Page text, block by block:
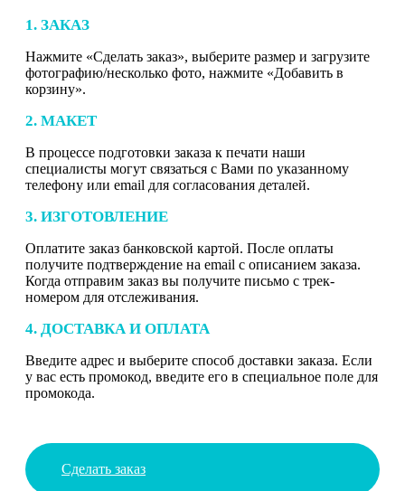
1. ЗАКАЗ
Нажмите «Сделать заказ», выберите размер и загрузите
фотографию/несколько фото, нажмите «Добавить в
корзину».
2. МАКЕТ
В процессе подготовки заказа к печати наши
специалисты могут связаться с Вами по указанному
телефону или email для согласования деталей.
3. ИЗГОТОВЛЕНИЕ
Оплатите заказ банковской картой. После оплаты
получите подтверждение на email с описанием заказа.
Когда отправим заказ вы получите письмо с трек-
номером для отслеживания.
4. ДОСТАВКА И ОПЛАТА
Введите адрес и выберите способ доставки заказа. Если
у вас есть промокод, введите его в специальное поле для
промокода.
Сделать заказ